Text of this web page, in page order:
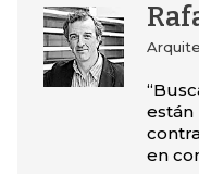
están
en